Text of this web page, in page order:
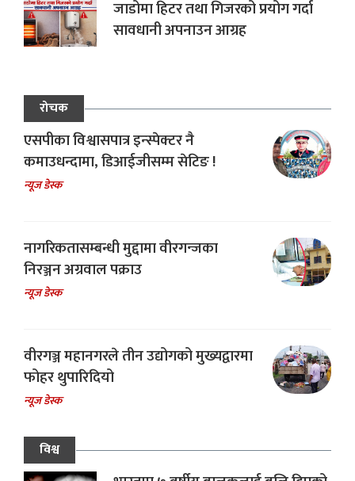
जाडोमा हिटर तथा गिजरको प्रयोग गर्दा
सावधानी अपनाउन आग्रह
रोचक
एसपीका विश्वासपात्र इन्स्पेक्टर नै
कमाउधन्दामा, डिआईजीसम्म सेटिङ !
न्यूज डेस्क
नागरिकतासम्बन्धी मुद्दामा वीरगन्जका
निरञ्जन अग्रवाल पक्राउ
न्यूज डेस्क
वीरगञ्ज महानगरले तीन उद्योगको मुख्यद्वारमा
फोहर थुपारिदियो
न्यूज डेस्क
विश्व